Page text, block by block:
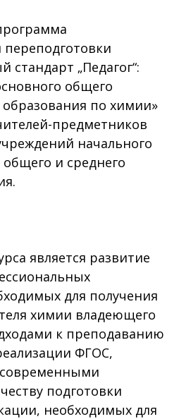
стандарт „Педагог“:
общего
по химии»
предметников
начального
и среднего
является развитие
для получения
химии владеющего
к преподаванию
ФГОС,
подготовки
необходимых для